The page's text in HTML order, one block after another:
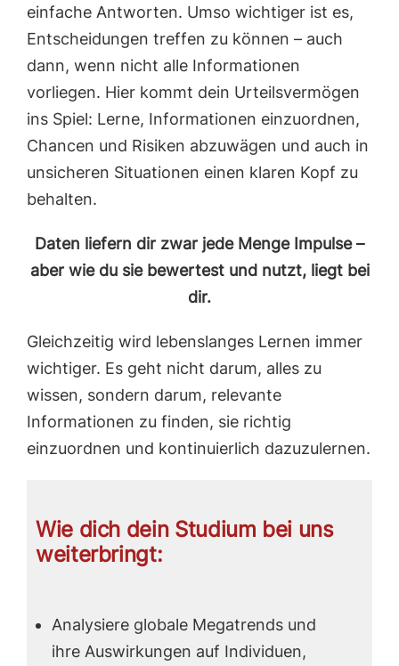
einfache Antworten. Umso wichtiger ist es,
Entscheidungen treffen zu können – auch
dann, wenn nicht alle Informationen
vorliegen. Hier kommt dein Urteilsvermögen
ins Spiel: Lerne, Informationen einzuordnen,
Chancen und Risiken abzuwägen und auch in
unsicheren Situationen einen klaren Kopf zu
behalten.
Daten liefern dir zwar jede Menge Impulse –
aber wie du sie bewertest und nutzt, liegt bei
dir.
Gleichzeitig wird lebenslanges Lernen immer
wichtiger. Es geht nicht darum, alles zu
wissen, sondern darum, relevante
Informationen zu finden, sie richtig
einzuordnen und kontinuierlich dazuzulernen.
Wie dich dein Studium bei uns
weiterbringt:
Analysiere globale Megatrends und
ihre Auswirkungen auf Individuen,